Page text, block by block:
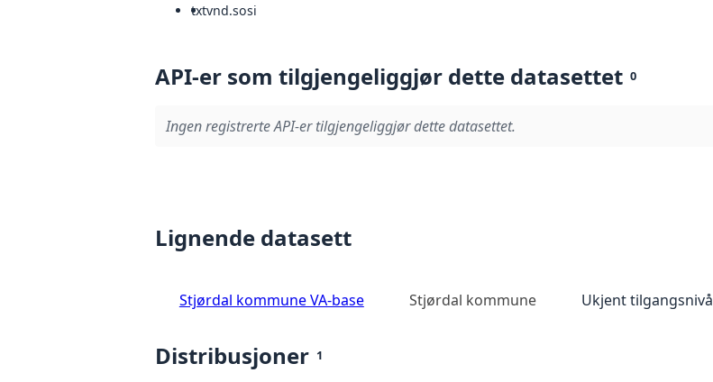
txtvnd.sosi
API-er som tilgjengeliggjør dette datasettet 0
Ingen registrerte API-er tilgjengeliggjør dette datasettet.
Lignende datasett
Stjørdal kommune VA-base Stjørdal kommune Ukjent tilgangsnivå
Distribusjoner 1